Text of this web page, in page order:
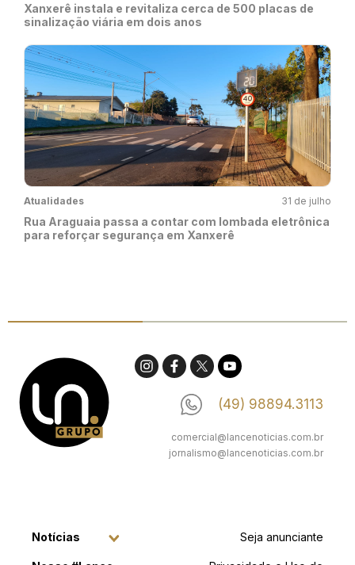
Xanxerê instala e revitaliza cerca de 500 placas de
sinalização viária em dois anos
Atualidades 31 de julho
Rua Araguaia passa a contar com lombada eletrônica
para reforçar segurança em Xanxerê
(49) 98894.3113
comercial@lancenoticias.com.br
jornalismo@lancenoticias.com.br
Notícias Seja anunciante